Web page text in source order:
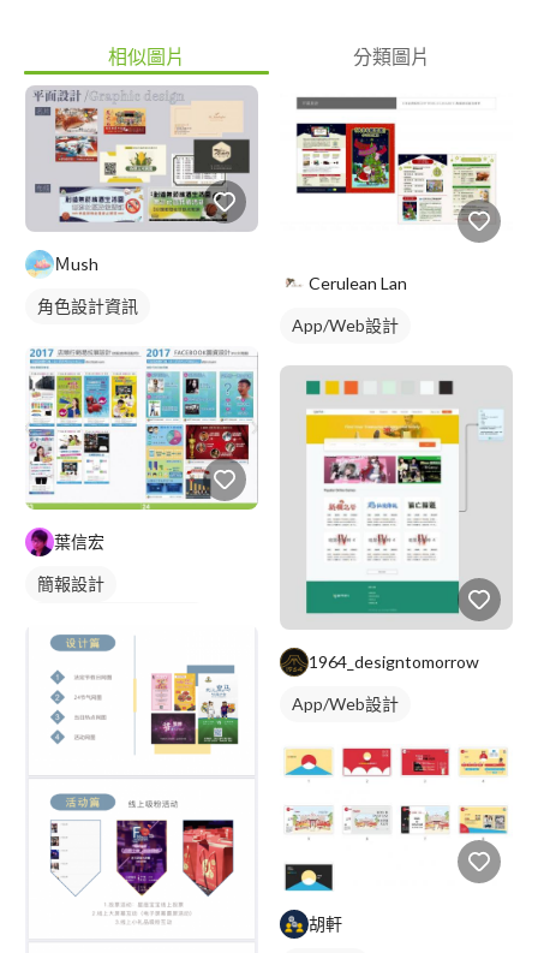
相似圖片 分類圖片
Ｍush
角色設計資訊
葉信宏
簡報設計
Cerulean Lan
App/Web設計
1964_designtomorrow
App/Web設計
胡軒